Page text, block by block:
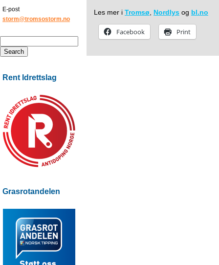
E-post
storm@tromsostorm.no
Rent Idrettslag
Grasrotandelen
Les mer i Tromsø Nordlys og bl.no
Facebook Print